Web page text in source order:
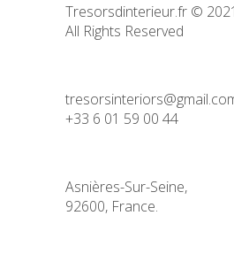
Tresorsdinterieur.fr ©
All Rights Reserved
+33 6 01 59 00 44
Asnières-Sur-Seine,
92600, France.